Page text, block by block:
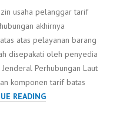
usaha pelanggar tarif
akhirnya
atas pelayanan barang
disepakati oleh penyedia
Perhubungan Laut
komponen tarif batas
READINGTARIF